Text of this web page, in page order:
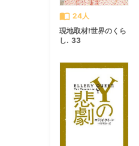
import_contacts 24人
現地取材!世界のくら
し. 33